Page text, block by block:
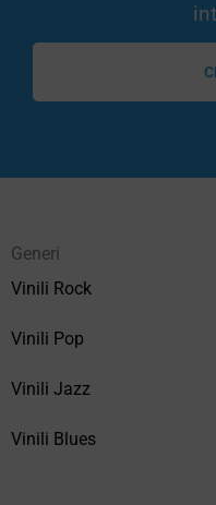
Generi
Vinili Rock
Vinili Pop
Vinili Jazz
Vinili Blues